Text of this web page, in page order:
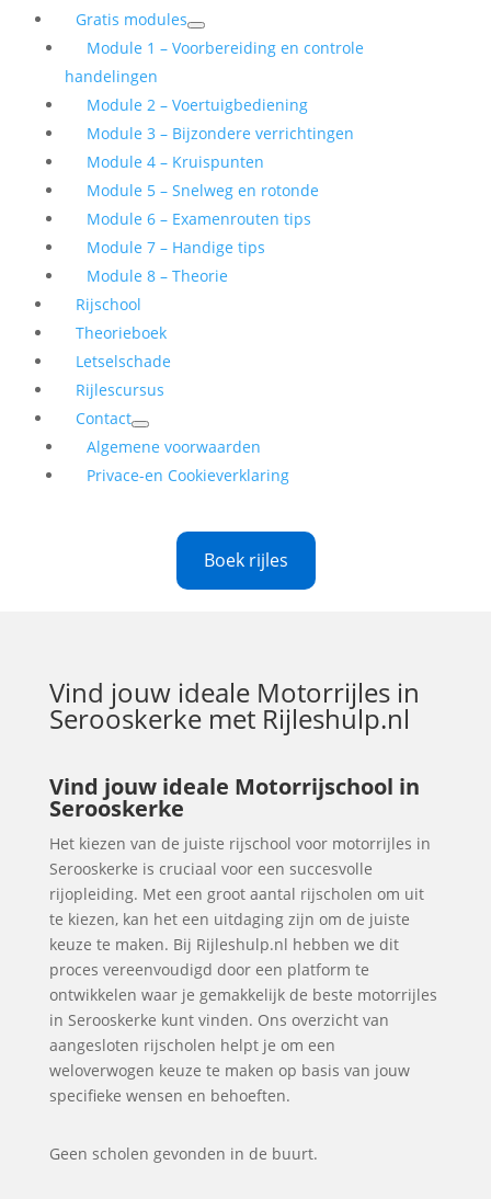
Gratis modules
Module 1 – Voorbereiding en controle
handelingen
Module 2 – Voertuigbediening
Module 3 – Bijzondere verrichtingen
Module 4 – Kruispunten
Module 5 – Snelweg en rotonde
Module 6 – Examenrouten tips
Module 7 – Handige tips
Module 8 – Theorie
Rijschool
Theorieboek
Letselschade
Rijlescursus
Contact
Algemene voorwaarden
Privace-en Cookieverklaring
Boek rijles
Vind jouw ideale Motorrijles in
Serooskerkemet Rijleshulp.nl
Vind jouw ideale Motorrijschool in
Serooskerke
Het kiezen van de juiste rijschool voor motorrijles in
Serooskerke is cruciaal voor een succesvolle
rijopleiding. Met een groot aantal rijscholen om uit
te kiezen, kan het een uitdaging zijn om de juiste
keuze te maken. Bij Rijleshulp.nl hebben we dit
proces vereenvoudigd door een platform te
ontwikkelen waar je gemakkelijk de beste motorrijles
in Serooskerke kunt vinden. Ons overzicht van
aangesloten rijscholen helpt je om een
weloverwogen keuze te maken op basis van jouw
specifieke wensen en behoeften.
Geen scholen gevonden in de buurt.